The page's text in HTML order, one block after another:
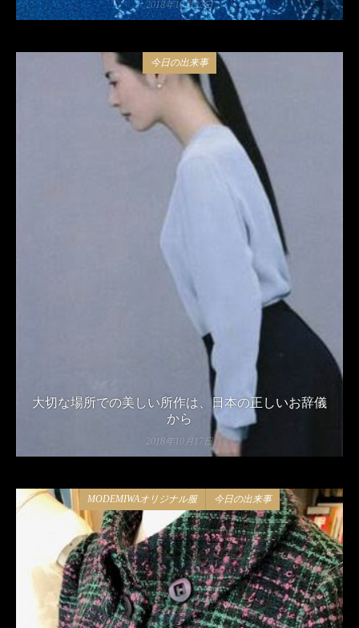
2018年10月22日
今日の出来事
大切な場所での美しい所作は、日本の正しいお辞儀
から
2018年10月17日
MODEMIWAオリジナル服 今日の出来事